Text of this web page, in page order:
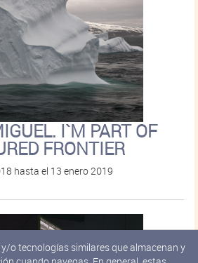
I`M PART OF
FRONTIER
hasta el 13 enero 2019
o tecnologías similares que almacenan y